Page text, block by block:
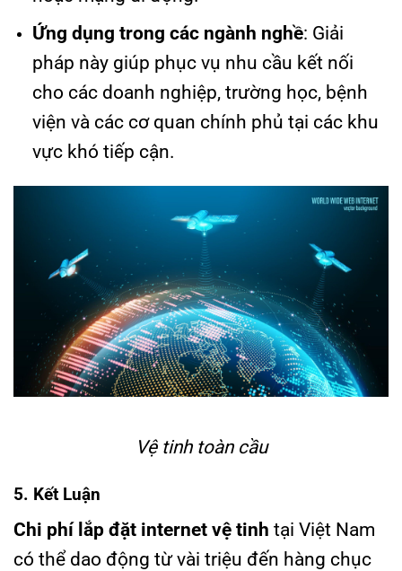
Ứng dụng trong các ngành nghề: Giải
pháp này giúp phục vụ nhu cầu kết nối
cho các doanh nghiệp, trường học, bệnh
viện và các cơ quan chính phủ tại các khu
vực khó tiếp cận.
Vệ tinh toàn cầu
5. Kết Luận
Chi phí lắp đặt internet vệ tinh tại Việt Nam
có thể dao động từ vài triệu đến hàng chục